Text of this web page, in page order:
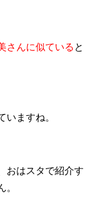
さんに似ている と
ますね。
おはスタで紹介す
。